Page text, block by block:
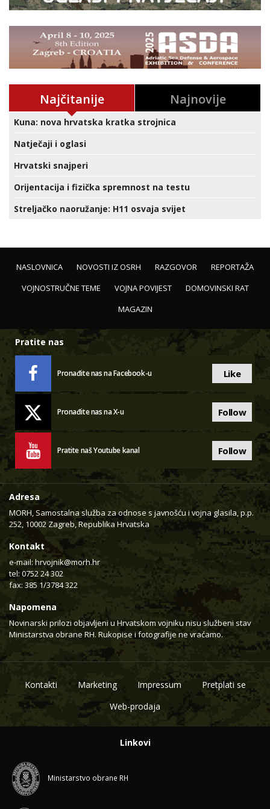
Najčitanije Najnovije
Kuna: nova hrvatska kratka strojnica
Natječaji i oglasi
Hrvatski snajperi
Orijentacija i fizička spremnost na testu
Streljačko naoružanje: H11 osvaja svijet
NASLOVNICA NOVOSTI IZ OSRH RAZGOVOR
REPORTAŽA
VOJNOSTRUČNE TEME
VOJNA POVIJEST
DOMOVINSKI RAT
MAGAZIN
Pratite nas
Pronađite nas na Facebook-u Like
Pronađite nas na X-u Follow
Pratite naš Youtube kanal Follow
Adresa
MORH, Samostalna služba za odnose s javnošću i vojna glasila, p.p.
252, 10002 Zagreb, Republika Hrvatska
Kontakt
e-mail: hrvojnik@morh.hr
tel: 0752 24 302
fax: 385 1/3784 322
Napomena
Novinarski prilozi objavljeni u Hrvatskom vojniku nisu službeni stav
Ministarstva obrane RH. Rukopise i fotografije ne vraćamo.
Kontakti Marketing Impressum
Pretplati se
Web-prodaja
Linkovi
Ministarstvo obrane RH